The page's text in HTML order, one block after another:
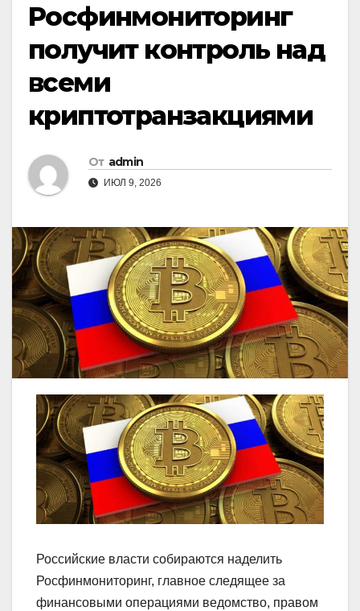
Росфинмониторинг
получит контроль над
всеми
криптотранзакциями
От admin
ИЮЛ 9, 2026
Российские власти собираются наделить
Росфинмониторинг, главное следящее за
финансовыми операциями ведомство, правом